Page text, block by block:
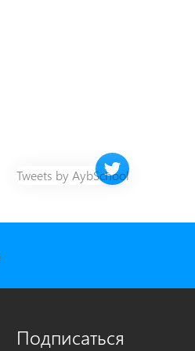
Twitter timeline
Tweets by AybSchool
Подписаться